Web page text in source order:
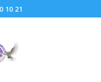
10 21